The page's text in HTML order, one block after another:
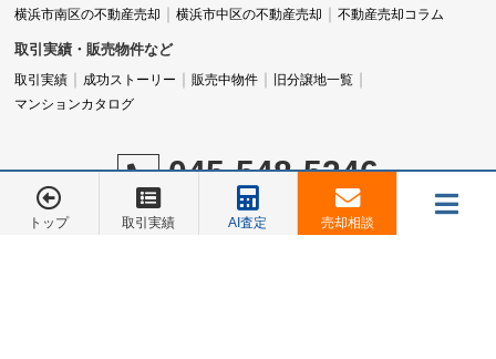
横浜市南区の不動産売却
横浜市中区の不動産売却 不動産売却コラム
取引実績・販売物件など
取引実績 成功ストーリー 販売中物件
旧分譲地一覧
マンションカタログ
045-548-5246
営業時間：9:00～18:00
定休日：水曜日
トップ 取引実績 AI査定
売却相談